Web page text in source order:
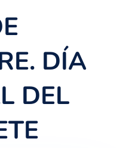
DÍA
DEL